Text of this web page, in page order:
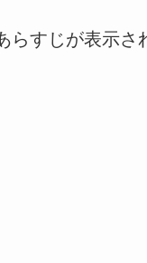
すじが表示さ